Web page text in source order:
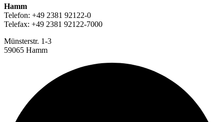
Hamm
Telefon: +49 2381 92122-0
Telefax: +49 2381 92122-7000
Münsterstr. 1-3
59065 Hamm